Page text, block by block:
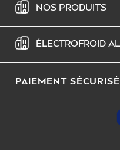
NOS PRODUITS
ÉLECTROFROID
PAIEMENT SÉCURISÉ